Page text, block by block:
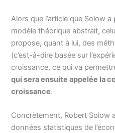
Alors que l’article que Solow
modèle théorique abstrait,
propose, quant à lui, des
(c’est-à-dire basée sur
croissance, ce qui va
qui sera ensuite appelée la
croissance.
Concrètement, Robert Solow
données statistiques de